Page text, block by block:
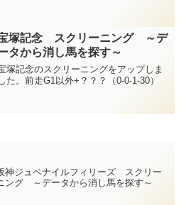
塚記念 スクリーニング ～デ
タから消し馬を探す～
塚記念のスクリーニングをアップしま
た。前走G1以外+？？？（0-0-1-30）
神ジュベナイルフィリーズ スクリー
ング ～データから消し馬を探す～